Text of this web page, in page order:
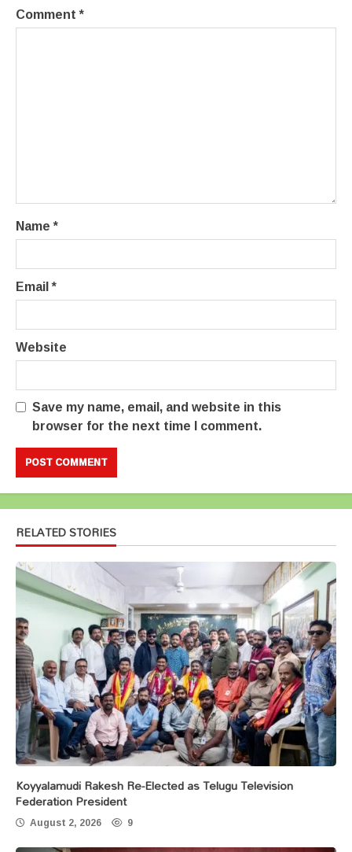
Comment*
Name*
Email*
Website
Save my name, email, and website in this
browser for the next time I comment.
RELATED STORIES
Koyyalamudi Rakesh Re-Elected as Telugu Television
Federation President
August 2, 2026 9